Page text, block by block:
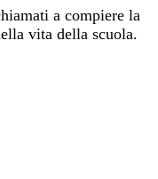
a compiere la
vita della scuola.